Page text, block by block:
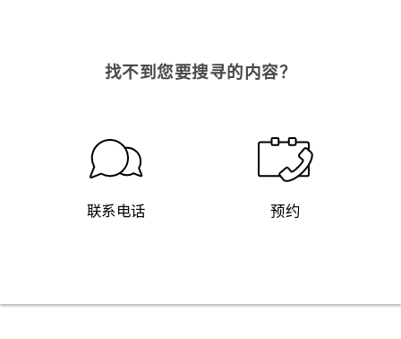
找不到您要搜寻的内容？
联系电话 预约